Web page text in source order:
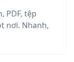
PDF, tệp
nơi. Nhanh,